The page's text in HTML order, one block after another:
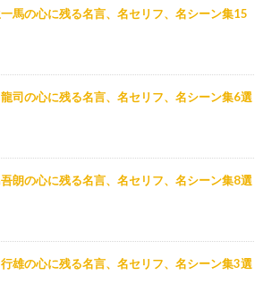
一馬の心に残る名言、名セリフ、名シーン集15
龍司の心に残る名言、名セリフ、名シーン集6選
吾朗の心に残る名言、名セリフ、名シーン集8選
行雄の心に残る名言、名セリフ、名シーン集3選